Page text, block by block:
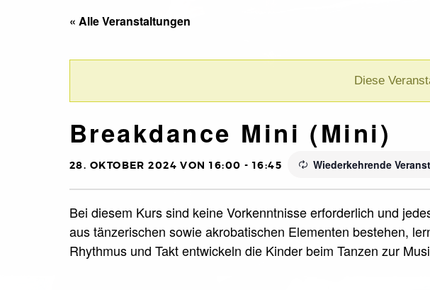
« Alle Veranstaltungen
Diese
Breakdance Mini (Mini)
28. OKTOBER 2024 VON 16:00 - 16:45 Wiederkehrende
Bei diesem Kurs sind keine Vorkenntnisse erforderlich und
aus tänzerischen sowie akrobatischen Elementen bestehen,
Rhythmus und Takt entwickeln die Kinder beim Tanzen zur